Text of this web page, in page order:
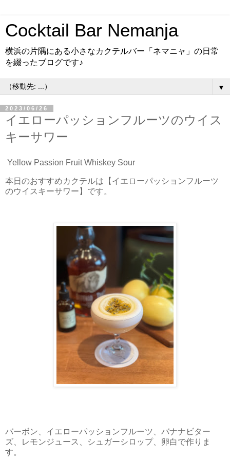
Cocktail Bar Nemanja
横浜の片隅にある小さなカクテルバー「ネマニャ」の日常
を綴ったブログです♪
▼
2023/06/26
イエローパッションフルーツのウイス
キーサワー
Yellow Passion Fruit Whiskey Sour
本日のおすすめカクテルは【イエローパッションフルーツ
のウイスキーサワー】です。
バーボン、イエローパッションフルーツ、バナナビター
ズ、レモンジュース、シュガーシロップ、卵白で作りま
す。